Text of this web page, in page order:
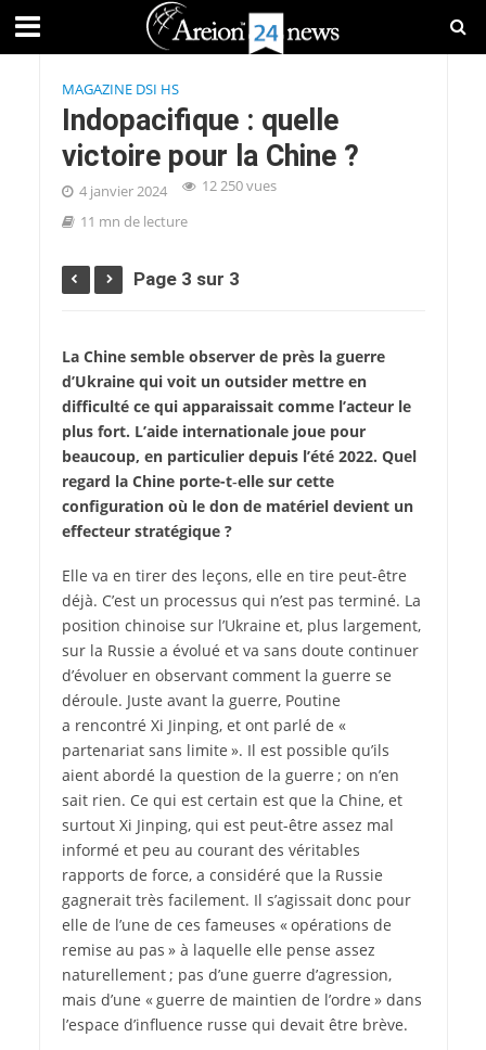
MAGAZINE DSI HS
Indopacifique : quelle
victoire pour la Chine ?
4 janvier 2024
12 250 vues
11 mn de lecture
Page 3 sur 3
La Chine semble observer de près la guerre
d’Ukraine qui voit un outsider mettre en
difficulté ce qui apparaissait comme l’acteur le
plus fort. L’aide internationale joue pour
beaucoup, en particulier depuis l’été 2022. Quel
regard la Chine porte-t‑elle sur cette
configuration où le don de matériel devient un
effecteur stratégique ?
Elle va en tirer des leçons, elle en tire peut-­être
déjà. C’est un processus qui n’est pas terminé. La
position chinoise sur l’Ukraine et, plus largement,
sur la Russie a évolué et va sans doute continuer
d’évoluer en observant comment la guerre se
déroule. Juste avant la guerre, Poutine
a rencontré Xi Jinping, et ont parlé de «
partenariat sans limite ». Il est possible qu’ils
aient abordé la question de la guerre ; on n’en
sait rien. Ce qui est certain est que la Chine, et
surtout Xi Jinping, qui est peut-­être assez mal
informé et peu au courant des véritables
rapports de force, a considéré que la Russie
gagnerait très facilement. Il s’agissait donc pour
elle de l’une de ces fameuses « opérations de
remise au pas » à laquelle elle pense assez
naturellement ; pas d’une guerre d’agression,
mais d’une « guerre de maintien de l’ordre » dans
l’espace d’influence russe qui devait être brève.